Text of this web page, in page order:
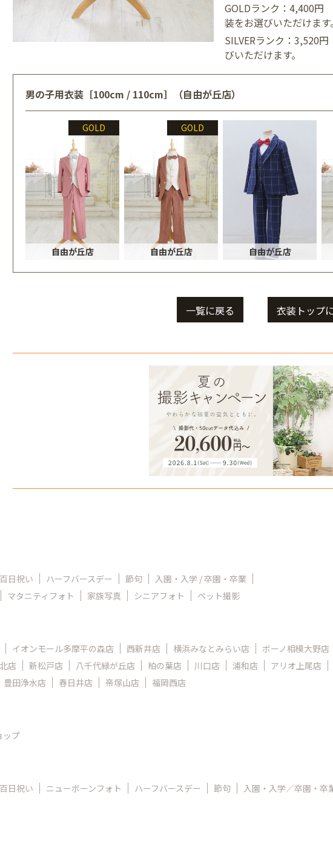
GOLDランク：4,400円
装をお選びいただけます。
SILVERランク：3,520円
びいただけます。
男の子用衣装［100cm / 110cm］（自由が丘店）
GOLD
自由が丘店
GOLD
自由が丘店 自由が丘店
一覧に戻る 衣装トップ
日祝い ハーフバースデー 節句
入園・入学 / 卒園・卒業
マタニティフォト 家族写真 シニアフォト ペット撮影
イオンモール多摩平の森店 西新井店 横浜みなとみらい店
ボーノ相模大野店
店 新松戸店 八千代緑が丘店 柏の葉店 川口店 浦和店
アリオ上尾店
豊田浄水店 春日井店 帝塚山店 福岡西店
ップ
日祝い ニューボーンフォト ハーフバースデー 節句
入園・入学／卒園・卒